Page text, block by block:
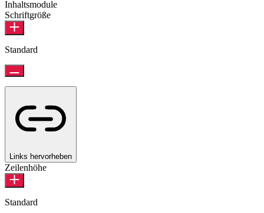
Inhaltsmodule
Schriftgröße
Standard
Links hervorheben
Zeilenhöhe
Standard